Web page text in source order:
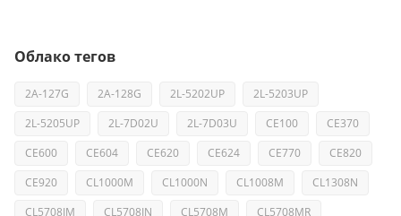
Облако тегов
2A-127G 2A-128G 2L-5202UP
2L-5203UP
2L-5205UP
2L-7D02U 2L-7D03U CE100
CE370
CE600
CE604 CE620 CE624 CE770
CE820
CE920
CL1000M CL1000N CL1008M
CL1308N
CL5708IM
CL5708IN CL5708M
CL5708MR